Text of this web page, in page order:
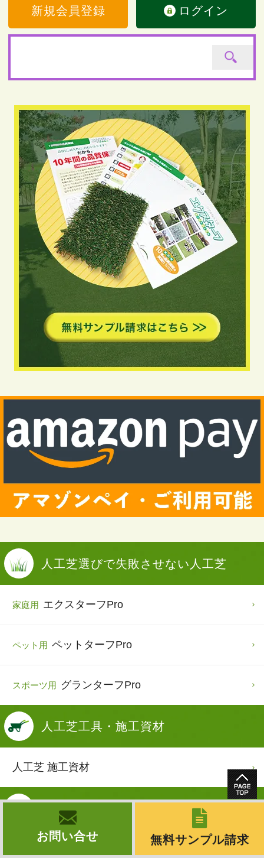
お問い合せ 無料サンプル請求
新規会員登録 ログイン
人工芝選びで失敗させない人工芝
家庭用 エクスターフPro
ペット用 ペットターフPro
スポーツ用 グランターフPro
人工芝工具・施工資材
人工芝 施工資材
フィールドマジックを 選ぶ理由